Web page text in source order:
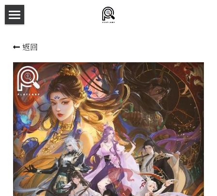
新本預告
主持人檔案
劇本相冊
拼團快團群組
劇本殺介紹
新手須知
返回
商品分類
所有商品分類